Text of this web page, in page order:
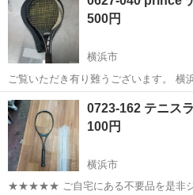
しています。 ★★★★★ ご自宅にある不要品を是非ジモティースポッ
トへお持ち込み...500円
横浜市
ご覧いただき有り難うございます。 横浜市とジモティーが連携して運
営しています。 粗⼤ごみ等の減量を⽬
しています。 ★★★★★ ご自宅にある不要品を是非ジモティースポッ
トへお持ち込み...
神奈川 横浜市
0723-162 テニス
100円
横浜市
★★★★★ ご自宅にある不要品を是非ジ